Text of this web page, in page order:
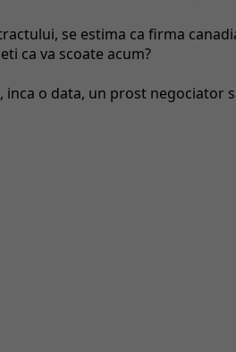
se estima ca firma
ca va scoate acum?
inca o data, un prost negociator